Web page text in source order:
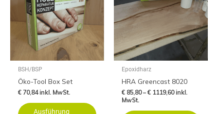
BSH/BSP
Öko-Tool Box Set
€ 70,84inkl. MwSt.
Ausführung
mehrere
Varianten
Die
Optionen
Produktseite
gewählt
Epoxidharz
HRA Greencast 8020
€ 85,80 –€ 1119,60inkl.
MwSt.
auf.
Die